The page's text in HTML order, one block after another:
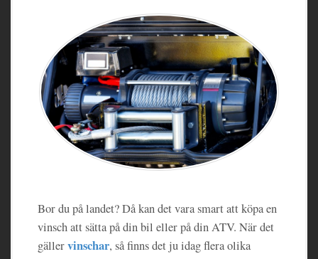
Bor du på landet? Då kan det vara smart att köpa en
vinsch att sätta på din bil eller på din ATV. När det
gällervinschar, så finns det ju idag flera olika